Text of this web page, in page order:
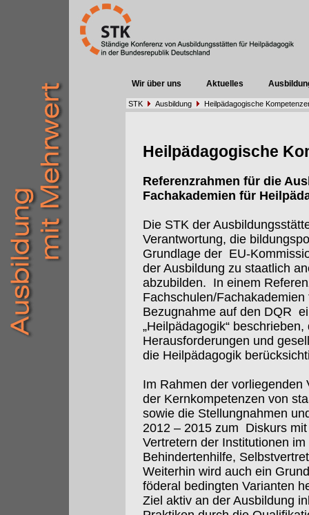
Wir über uns Aktuelles
STK Ausbildung Heilpädagogische
Heilpädagogische
Referenzrahmen für die
Fachakademien für
Die STK der
Verantwortung, die
Grundlage der EU-
der Ausbildung zu staatlich
abzubilden. In einem
Fachschulen/
Bezugnahme auf den DQR
„Heilpädagogik“
Herausforderungen und
die Heilpädagogik
Im Rahmen der
der Kernkompetenzen von
sowie die Stellungnahmen
2012 – 2015 zum Diskurs
Vertretern der Institutionen
Behindertenhilfe,
Weiterhin wird auch ein
föderal bedingten Varianten
Ziel aktiv an der Ausbildung